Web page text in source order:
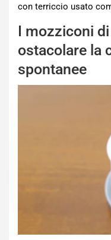
con terriccio usato
I mozziconi
ostacolare la
spontanee